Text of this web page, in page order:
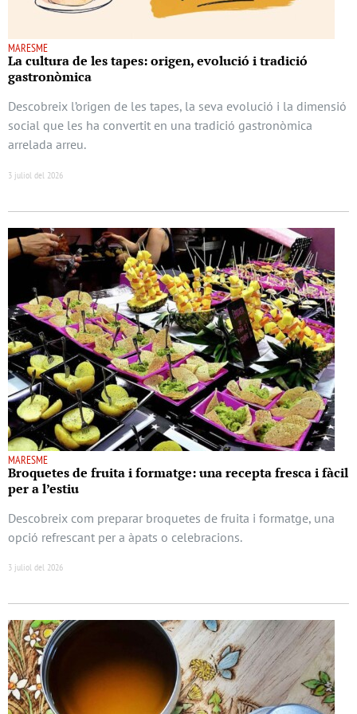
MARESME
La cultura de les tapes: origen, evolució i tradició
gastronòmica
Descobreix l’origen de les tapes, la seva evolució i la dimensió
social que les ha convertit en una tradició gastronòmica
arrelada arreu.
3 juliol del 2026
MARESME
Broquetes de fruita i formatge: una recepta fresca i fàcil
per a l’estiu
Descobreix com preparar broquetes de fruita i formatge, una
opció refrescant per a àpats o celebracions.
3 juliol del 2026